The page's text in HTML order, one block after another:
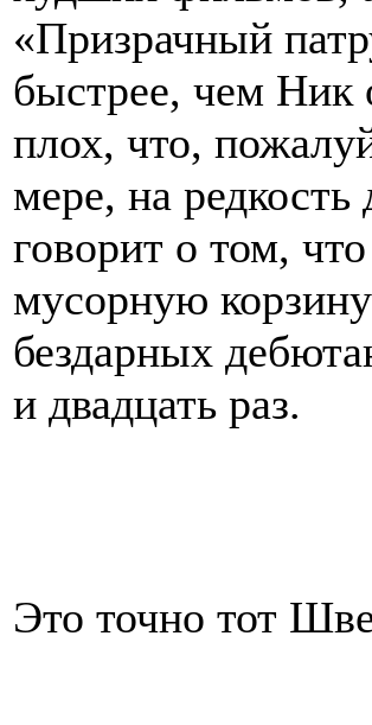
«Призрачный
быстрее, чем Ник
плох, что,
мере, на
говорит о том,
мусорную
бездарных
и двадцать раз.
Это точно тот